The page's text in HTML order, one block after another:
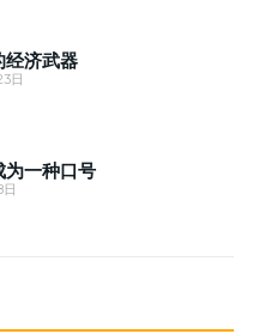
经济武器
日
为一种口号